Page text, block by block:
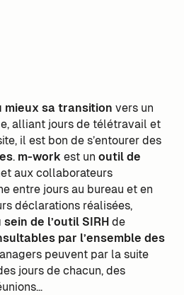
mieux sa transition vers un
alliant jours de télétravail et
il est bon de s’entourer des
. m-work est un outil de
aux collaborateurs
entre jours au bureau et en
déclarations réalisées,
sein de l’outil SIRHde
par l’ensemble des
peuvent par la suite
jours de chacun, des